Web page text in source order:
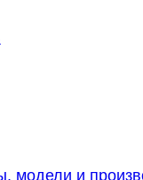
модели и